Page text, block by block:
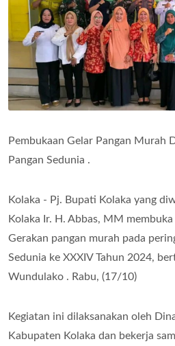
Pembukaan Gelar Pangan Murah
Pangan Sedunia .
Kolaka - Pj. Bupati Kolaka yang
Kolaka Ir. H. Abbas, MM
Gerakan pangan murah pada
Sedunia ke XXXIV Tahun 2024,
Wundulako . Rabu, (17/10)
Kegiatan ini dilaksanakan oleh
Kabupaten Kolaka dan bekerja